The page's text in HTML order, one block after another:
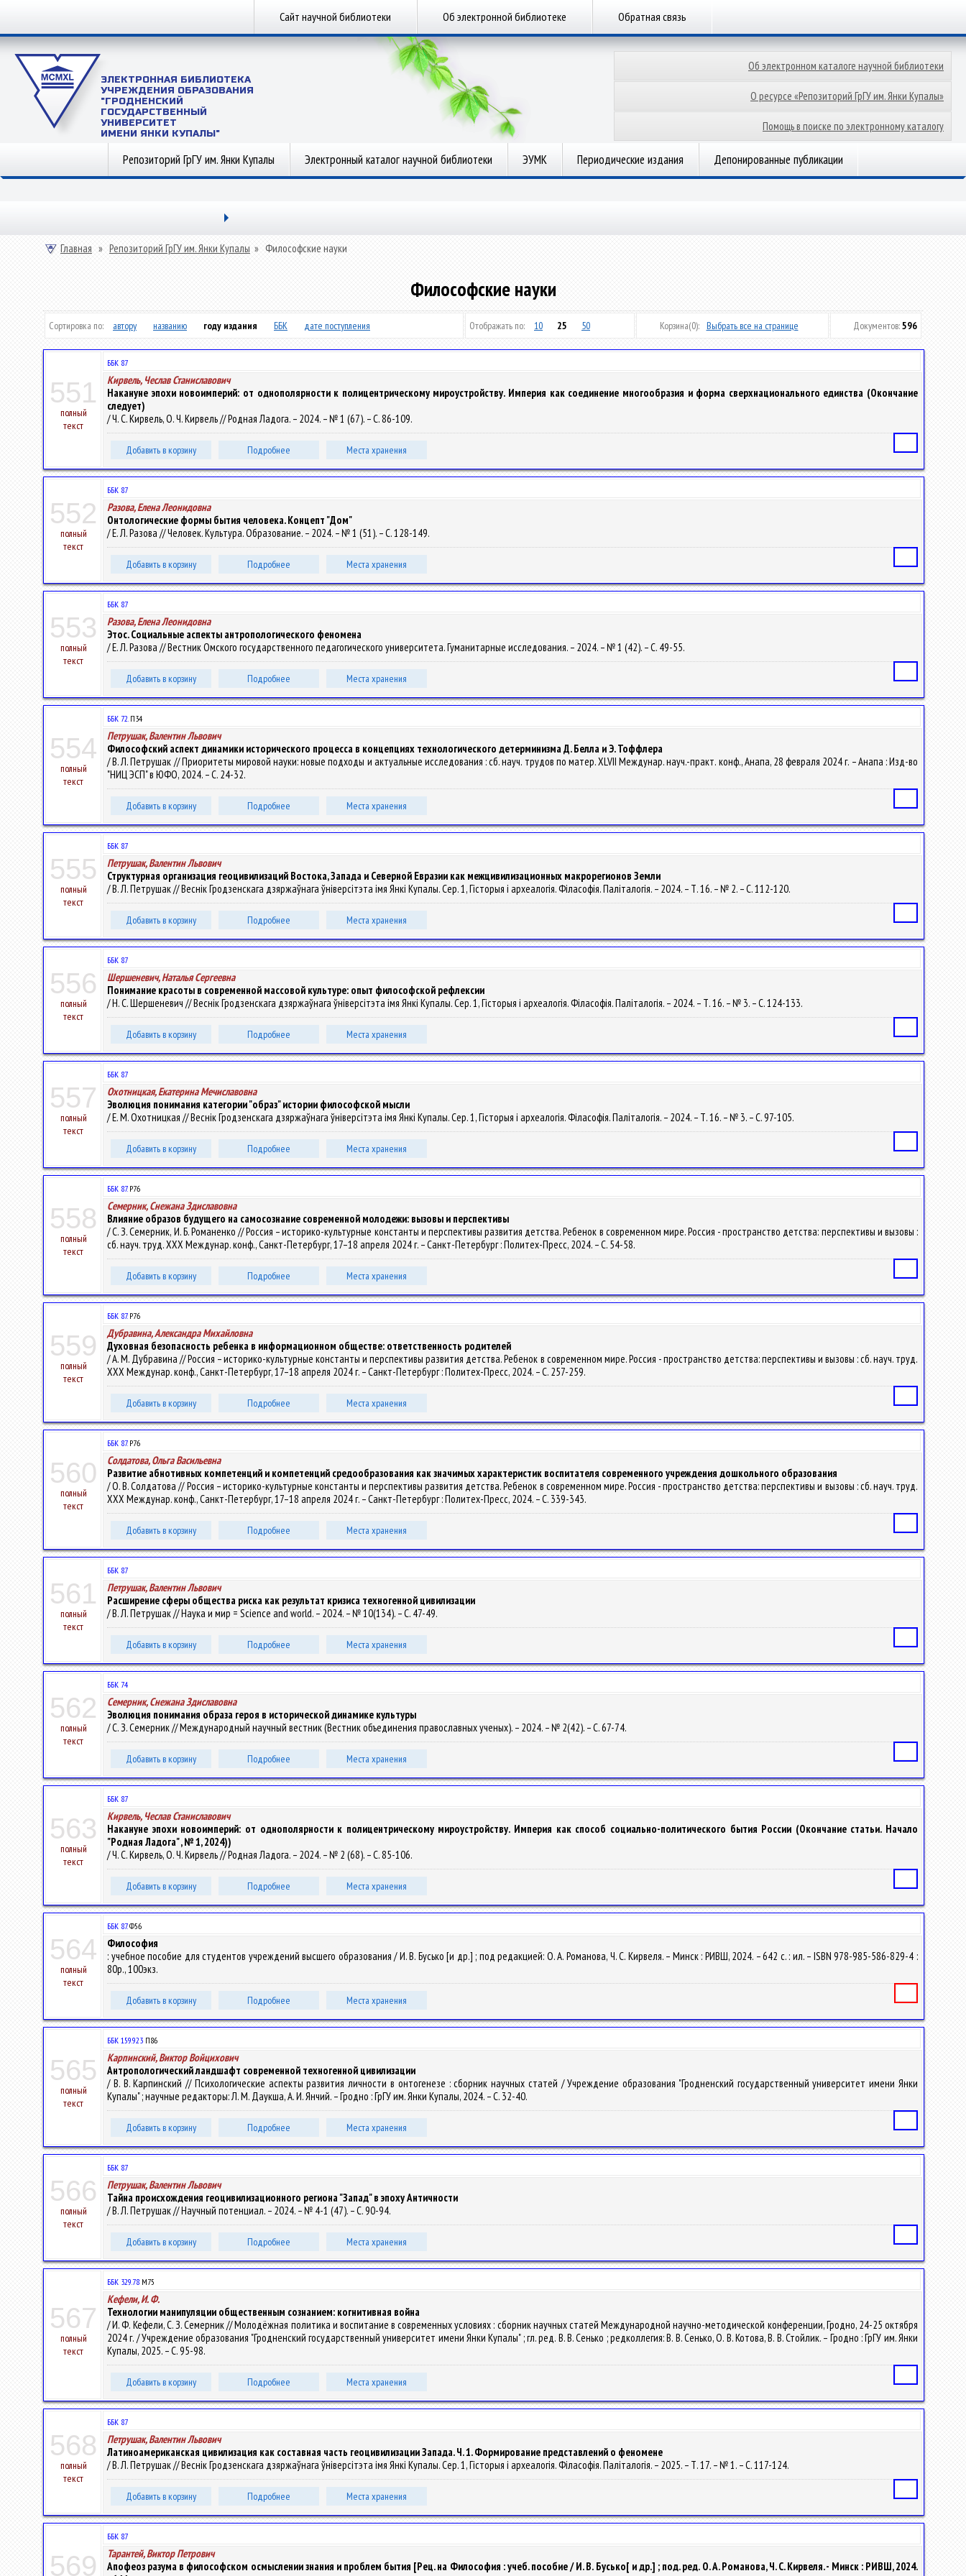
Сайт научной библиотеки Об электронной библиотеке Обратная связь
ЭЛЕКТРОННАЯ БИБЛИОТЕКА
УЧРЕЖДЕНИЯ ОБРАЗОВАНИЯ
"ГРОДНЕНСКИЙ
ГОСУДАРСТВЕННЫЙ
УНИВЕРСИТЕТ
ИМЕНИ ЯНКИ КУПАЛЫ"
Об электронном каталоге научной библиотеки
О ресурсе «Репозиторий ГрГУ им. Янки Купалы»
Помощь в поиске по электронному каталогу
Репозиторий ГрГУ им. Янки Купалы Электронный каталог научной библиотеки ЭУМК Периодические издания Депонированные публикации
Главная » Репозиторий ГрГУ им. Янки Купалы » Философские науки
Философские науки
Сортировка по: автору названию году издания ББК дате поступления Отображать по: 10 25 50 Корзина(0): Выбрать все на странице Документов:596
551
полный
текст
ББК 87
Кирвель, Чеслав Станиславович
Накануне эпохи новоимперий: от однополярности к полицентрическому мироустройству. Империя как соединение многообразия и форма сверхнационального единства (Окончание
следует)
/ Ч. С. Кирвель, О. Ч. Кирвель // Родная Ладога. – 2024. – № 1 (67). – С. 86-109.
Добавить в корзину Подробнее Места хранения
552
полный
текст
ББК 87
Разова, Елена Леонидовна
Онтологические формы бытия человека. Концепт "Дом"
/ Е. Л. Разова // Человек. Культура. Образование. – 2024. – № 1 (51). – С. 128-149.
Добавить в корзину Подробнее Места хранения
553
полный
текст
ББК 87
Разова, Елена Леонидовна
Этос. Социальные аспекты антропологического феномена
/ Е. Л. Разова // Вестник Омского государственного педагогического университета. Гуманитарные исследования. – 2024. – № 1 (42). – С. 49-55.
Добавить в корзину Подробнее Места хранения
554
полный
текст
ББК 72.П34
Петрушак, Валентин Львович
Философский аспект динамики исторического процесса в концепциях технологического детерминизма Д. Белла и Э. Тоффлера
/ В. Л. Петрушак // Приоритеты мировой науки: новые подходы и актуальные исследования : сб. науч. трудов по матер. XLVII Междунар. науч.-практ. конф., Анапа, 28 февраля 2024 г. – Анапа : Изд-во
"НИЦ ЭСП" в ЮФО, 2024. – С. 24-32.
Добавить в корзину Подробнее Места хранения
555
полный
текст
ББК 87
Петрушак, Валентин Львович
Структурная организация геоцивилизаций Востока, Запада и Северной Евразии как межцивилизационных макрорегионов Земли
/ В. Л. Петрушак // Веснік Гродзенскага дзяржаўнага ўніверсітэта імя Янкі Купалы. Сер. 1, Гісторыя і археалогія. Філасофія. Паліталогія. – 2024. – Т. 16. – № 2. – С. 112-120.
Добавить в корзину Подробнее Места хранения
556
полный
текст
ББК 87
Шершеневич, Наталья Сергеевна
Понимание красоты в современной массовой культуре: опыт философской рефлексии
/ Н. С. Шершеневич // Веснік Гродзенскага дзяржаўнага ўніверсітэта імя Янкі Купалы. Сер. 1, Гісторыя і археалогія. Філасофія. Паліталогія. – 2024. – Т. 16. – № 3. – С. 124-133.
Добавить в корзину Подробнее Места хранения
557
полный
текст
ББК 87
Охотницкая, Екатерина Мечиславовна
Эволюция понимания категории "образ" истории философской мысли
/ Е. М. Охотницкая // Веснік Гродзенскага дзяржаўнага ўніверсітэта імя Янкі Купалы. Сер. 1, Гісторыя і археалогія. Філасофія. Паліталогія. – 2024. – Т. 16. – № 3. – С. 97-105.
Добавить в корзину Подробнее Места хранения
558
полный
текст
ББК 87.Р76
Семерник, Снежана Здиславовна
Влияние образов будущего на самосознание современной молодежи: вызовы и перспективы
/ С. З. Семерник, И. Б. Романенко // Россия – историко-культурные константы и перспективы развития детства. Ребенок в современном мире. Россия - пространство детства: перспективы и вызовы :
сб. науч. труд. ХХХ Междунар. конф., Санкт-Петербург, 17–18 апреля 2024 г. – Санкт-Петербург : Политех-Пресс, 2024. – С. 54-58.
Добавить в корзину Подробнее Места хранения
559
полный
текст
ББК 87.Р76
Дубравина, Александра Михайловна
Духовная безопасность ребенка в информационном обществе: ответственность родителей
/ А. М. Дубравина // Россия – историко-культурные константы и перспективы развития детства. Ребенок в современном мире. Россия - пространство детства: перспективы и вызовы : сб. науч. труд.
ХХХ Междунар. конф., Санкт-Петербург, 17–18 апреля 2024 г. – Санкт-Петербург : Политех-Пресс, 2024. – С. 257-259.
Добавить в корзину Подробнее Места хранения
560
полный
текст
ББК 87.Р76
Солдатова, Ольга Васильевна
Развитие абнотивных компетенций и компетенций средообразования как значимых характеристик воспитателя современного учреждения дошкольного образования
/ О. В. Солдатова // Россия – историко-культурные константы и перспективы развития детства. Ребенок в современном мире. Россия - пространство детства: перспективы и вызовы : сб. науч. труд.
ХХХ Междунар. конф., Санкт-Петербург, 17–18 апреля 2024 г. – Санкт-Петербург : Политех-Пресс, 2024. – С. 339-343.
Добавить в корзину Подробнее Места хранения
561
полный
текст
ББК 87
Петрушак, Валентин Львович
Расширение сферы общества риска как результат кризиса техногенной цивилизации
/ В. Л. Петрушак // Наука и мир = Science and world. – 2024. – № 10(134). – С. 47-49.
Добавить в корзину Подробнее Места хранения
562
полный
текст
ББК 74
Семерник, Снежана Здиславовна
Эволюция понимания образа героя в исторической динамике культуры
/ С. З. Семерник // Международный научный вестник (Вестник объединения православных ученых). – 2024. – № 2(42). – С. 67-74.
Добавить в корзину Подробнее Места хранения
563
полный
текст
ББК 87
Кирвель, Чеслав Станиславович
Накануне эпохи новоимперий: от однополярности к полицентрическому мироустройству. Империя как способ социально-политического бытия России (Окончание статьи. Начало
"Родная Ладога" , № 1, 2024))
/ Ч. С. Кирвель, О. Ч. Кирвель // Родная Ладога. – 2024. – № 2 (68). – С. 85-106.
Добавить в корзину Подробнее Места хранения
564
полный
текст
ББК 87.Ф56
Философия
: учебное пособие для студентов учреждений высшего образования / И. В. Бусько [и др.] ; под редакцией: О. А. Романова, Ч. С. Кирвеля. – Минск : РИВШ, 2024. – 642 с. : ил. – ISBN 978-985-586-829-4 :
80р., 100экз.
Добавить в корзину Подробнее Места хранения
565
полный
текст
ББК 159.923 П86
Карпинский, Виктор Войцихович
Антропологический ландшафт современной техногенной цивилизации
/ В. В. Карпинский // Психологические аспекты развития личности в онтогенезе : сборник научных статей / Учреждение образования "Гродненский государственный университет имени Янки
Купалы" ; научные редакторы: Л. М. Даукша, А. И. Янчий. – Гродно : ГрГУ им. Янки Купалы, 2024. – С. 32-40.
Добавить в корзину Подробнее Места хранения
566
полный
текст
ББК 87
Петрушак, Валентин Львович
Тайна происхождения геоцивилизационного региона "Запад" в эпоху Античности
/ В. Л. Петрушак // Научный потенциал. – 2024. – № 4-1 (47). – С. 90-94.
Добавить в корзину Подробнее Места хранения
567
полный
текст
ББК 329.78 М75
Кефели, И. Ф.
Технологии манипуляции общественным сознанием: когнитивная война
/ И. Ф. Кефели, С. З. Семерник // Молодёжная политика и воспитание в современных условиях : сборник научных статей Международной научно-методической конференции, Гродно, 24-25 октября
2024 г. / Учреждение образования "Гродненский государственный университет имени Янки Купалы" ; гл. ред. В. В. Сенько ; редколлегия: В. В. Сенько, О. В. Котова, В. В. Стойлик. – Гродно : ГрГУ им. Янки
Купалы, 2025. – С. 95-98.
Добавить в корзину Подробнее Места хранения
568
полный
текст
ББК 87
Петрушак, Валентин Львович
Латиноамериканская цивилизация как составная часть геоцивилизации Запада. Ч. 1. Формирование представлений о феномене
/ В. Л. Петрушак // Веснік Гродзенскага дзяржаўнага ўніверсітэта імя Янкі Купалы. Сер. 1, Гісторыя і археалогія. Філасофія. Паліталогія. – 2025. – Т. 17. – № 1. – С. 117-124.
Добавить в корзину Подробнее Места хранения
569
ББК 87
Тарантей, Виктор Петрович
Апофеоз разума в философском осмыслении знания и проблем бытия [Рец. на Философия : учеб. пособие / И. В. Бусько[ и др.] ; под. ред. О. А. Романова, Ч. С. Кирвеля. - Минск : РИВШ, 2024.